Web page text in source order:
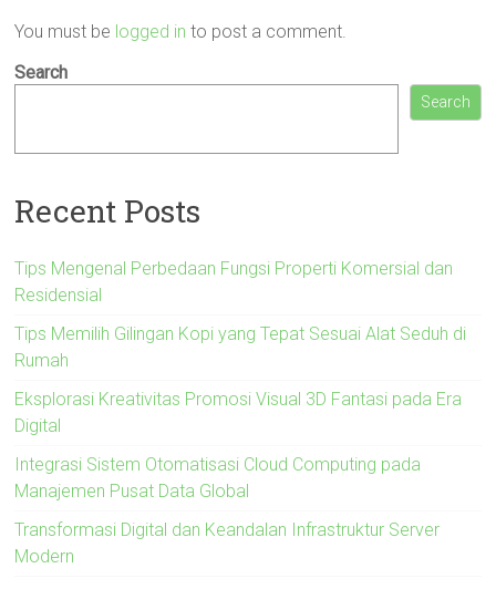
You must be logged in to post a comment.
Search
Search
Recent Posts
Tips Mengenal Perbedaan Fungsi Properti Komersial dan
Residensial
Tips Memilih Gilingan Kopi yang Tepat Sesuai Alat Seduh di
Rumah
Eksplorasi Kreativitas Promosi Visual 3D Fantasi pada Era
Digital
Integrasi Sistem Otomatisasi Cloud Computing pada
Manajemen Pusat Data Global
Transformasi Digital dan Keandalan Infrastruktur Server
Modern